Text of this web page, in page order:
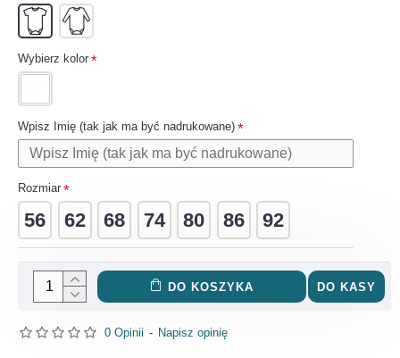
0 Opinii - Napisz opinię
Wybierz kolor
Wpisz Imię (tak jak ma być nadrukowane)
Rozmiar
56 62 68 74 80 86 92
DO KOSZYKA DO KASY